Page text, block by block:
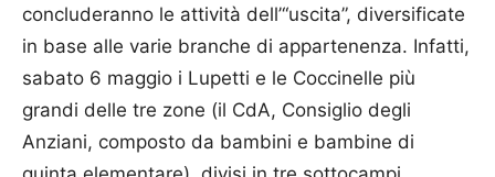
concluderanno le attività dell’“uscita”, diversificate
in base alle varie branche di appartenenza. Infatti,
sabato 6 maggio i Lupetti e le Coccinelle più
grandi delle tre zone (il CdA, Consiglio degli
Anziani, composto da bambini e bambine di